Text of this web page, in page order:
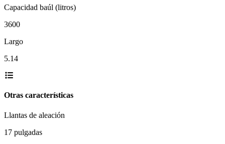
Capacidad baúl (litros)
3600
Largo
5.14
Otras características
Llantas de aleación
17 pulgadas